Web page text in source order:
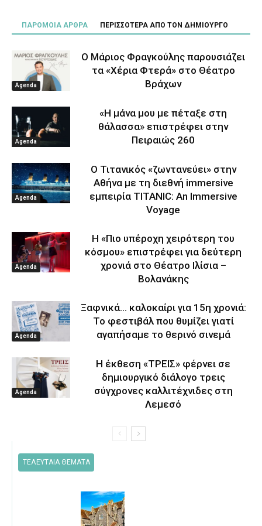
ΠΑΡΟΜΟΙΑ ΑΡΘΡΑ ΠΕΡΙΣΣΟΤΕΡΑ ΑΠΟ ΤΟΝ ΔΗΜΙΟΥΡΓΟ
Agenda
Ο Μάριος Φραγκούλης παρουσιάζει
τα «Χέρια Φτερά» στο Θέατρο
Βράχων
Agenda
«Η μάνα μου με πέταξε στη
θάλασσα» επιστρέφει στην
Πειραιώς 260
Agenda
Ο Τιτανικός «ζωντανεύει» στην
Αθήνα με τη διεθνή immersive
εμπειρία TITANIC: An Immersive
Voyage
Agenda
Η «Πιο υπέροχη χειρότερη του
κόσμου» επιστρέφει για δεύτερη
χρονιά στο Θέατρο Ιλίσια –
Βολανάκης
Agenda
Ξαφνικά… καλοκαίρι για 15η χρονιά:
Το φεστιβάλ που θυμίζει γιατί
αγαπήσαμε το θερινό σινεμά
Agenda
Η έκθεση «ΤΡΕΙΣ» φέρνει σε
δημιουργικό διάλογο τρεις
σύγχρονες καλλιτέχνιδες στη
Λεμεσό
ΤΕΛΕΥΤΑΙΑ ΘΕΜΑΤΑ